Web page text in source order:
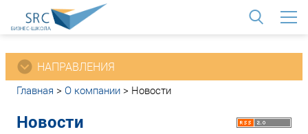
НАПРАВЛЕНИЯ
Главная > О компании > Новости
Новости